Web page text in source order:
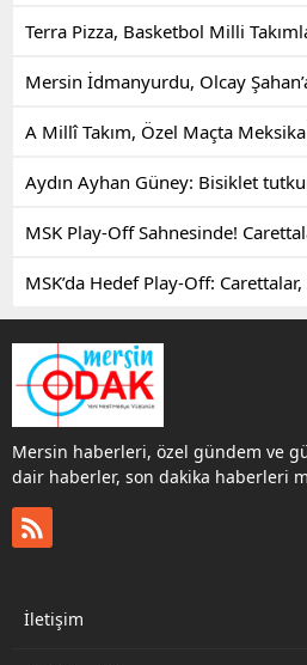
Terra Pizza, Basketbol Milli
Mersin İdmanyurdu, Olcay
A Millî Takım, Özel Maçta
Aydın Ayhan Güney: Bisiklet
MSK Play-Off Sahnesinde!
MSK’da Hedef Play-Off:
Mersin haberleri, özel gündem ve
dair haberler, son dakika haberleri
İletişim